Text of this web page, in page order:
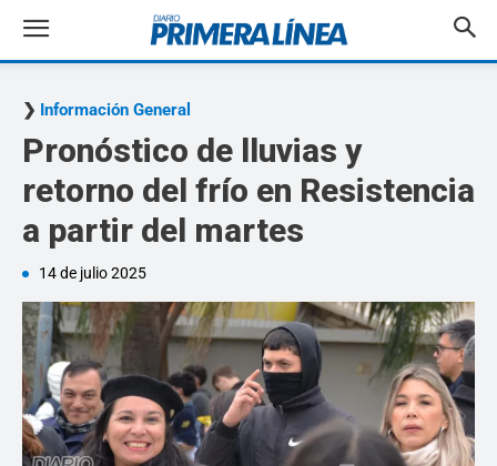
Información General
Pronóstico de lluvias y
retorno del frío en Resistencia
a partir del martes
14 de julio 2025